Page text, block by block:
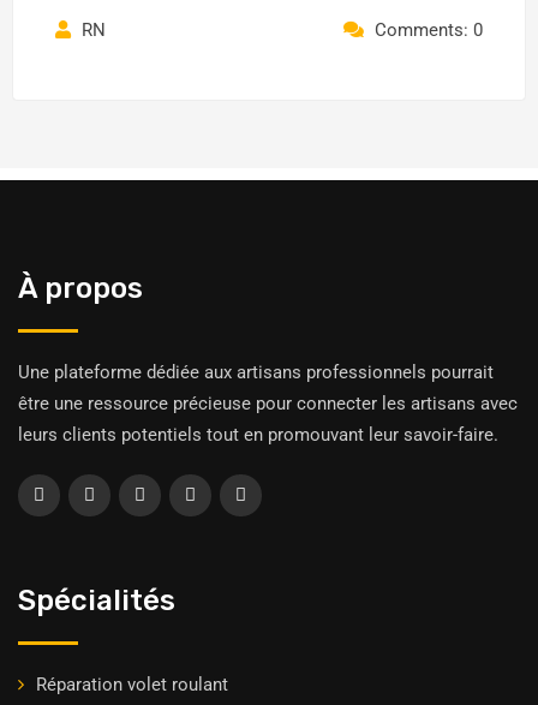
RN Comments: 0
À propos
Une plateforme dédiée aux artisans professionnels pourrait
être une ressource précieuse pour connecter les artisans avec
leurs clients potentiels tout en promouvant leur savoir-faire.
Spécialités
Réparation volet roulant